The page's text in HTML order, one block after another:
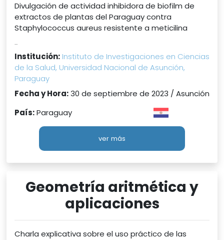
Divulgación de actividad inhibidora de biofilm de
extractos de plantas del Paraguay contra
Staphylococcus aureus resistente a meticilina
...
Institución: Instituto de Investigaciones en Ciencias
de la Salud, Universidad Nacional de Asunción,
Paraguay
Fecha y Hora:30 de septiembre de 2023 / Asunción
País:Paraguay
ver más
Geometría aritmética y
aplicaciones
Charla explicativa sobre el uso práctico de las